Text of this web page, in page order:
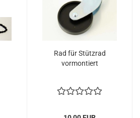
Rad für Stützrad
vormontiert